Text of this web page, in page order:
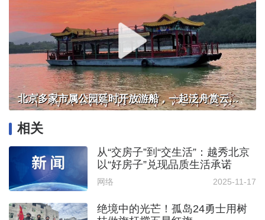
北京多家市属公园延时开放游船，一起泛舟赏云霞！
相关
从“交房子”到“交生活”：越秀北京
以“好房子”兑现品质生活承诺
网络 2025-11-17
绝境中的光芒！孤岛24勇士用树